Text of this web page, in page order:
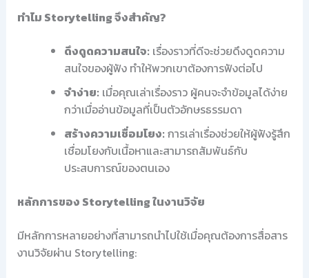
ทำไม Storytelling จึงสำคัญ?
ดึงดูดความสนใจ: เรื่องราวที่ดีจะช่วยดึงดูดความ
สนใจของผู้ฟัง ทำให้พวกเขาต้องการฟังต่อไป
จำง่าย: เมื่อคุณเล่าเรื่องราว ผู้คนจะจำข้อมูลได้ง่าย
กว่าเมื่ออ่านข้อมูลที่เป็นตัวอักษรธรรมดา
สร้างความเชื่อมโยง: การเล่าเรื่องช่วยให้ผู้ฟังรู้สึก
เชื่อมโยงกับเนื้อหาและสามารถสัมพันธ์กับ
ประสบการณ์ของตนเอง
หลักการของ Storytelling ในงานวิจัย
มีหลักการหลายอย่างที่สามารถนำไปใช้เมื่อคุณต้องการสื่อสาร
งานวิจัยผ่าน Storytelling: